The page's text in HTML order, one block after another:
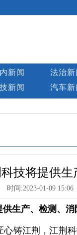
新闻 法治新
新闻 汽车新
技将提供
时间:2023-01-09 15:06
生产、检测、
心铸江荆，江荆